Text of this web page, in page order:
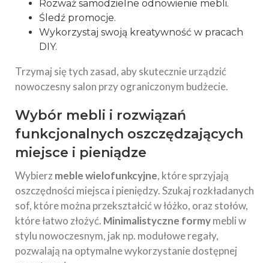
Rozważ samodzielne odnowienie mebli.
Śledź promocje.
Wykorzystaj swoją kreatywność w pracach
DIY.
Trzymaj się tych zasad, aby skutecznie urządzić
nowoczesny salon przy ograniczonym budżecie.
Wybór mebli i rozwiązań
funkcjonalnych oszczędzających
miejsce i pieniądze
Wybierz meble wielofunkcyjne, które sprzyjają
oszczędności miejsca i pieniędzy. Szukaj rozkładanych
sof, które można przekształcić w łóżko, oraz stołów,
które łatwo złożyć. Minimalistyczne formymebli w
stylu nowoczesnym, jak np. modułowe regały,
pozwalają na optymalne wykorzystanie dostępnej